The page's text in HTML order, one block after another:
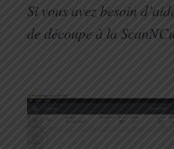
Si vous avez besoin
de découpe à la